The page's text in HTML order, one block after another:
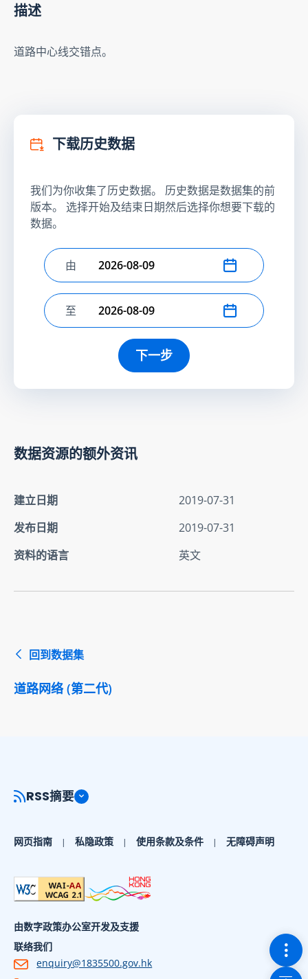
描述
道路中心线交错点。
下载历史数据
我们为你收集了历史数据。 历史数据是数据集的前
版本。 选择开始及结束日期然后选择你想要下载的
数据。
选择开始日期
由
选择结束日期
至
下一步
数据资源的额外资讯
建立日期
2019-07-31
发布日期
2019-07-31
资料的语言
英文
回到数据集
道路网络 (第二代)
切
回到
RSS摘要
网页指南 私隐政策 使用条款及条件 无障碍声明
由数字政策办公室开发及支援
联络我们
enquiry@1835500.gov.hk